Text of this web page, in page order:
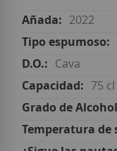
2022
Cava
75 cl